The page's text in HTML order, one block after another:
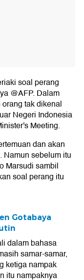
soal perang
@AFP. Dalam
tak dikenal
Negeri Indonesia
Meeting.
dan akan
Namun sebelum itu
Marsudi sambil
soal perang itu
Gotabaya
dalam bahasa
samar-samar,
ketiga nampak
itu nampaknya